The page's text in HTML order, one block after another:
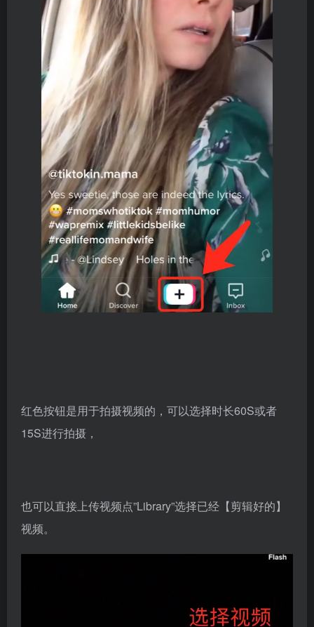
红色按钮是用于拍摄视频的，可以选择时长60S或者
15S进行拍摄，
也可以直接上传视频点”Library”选择已经【剪辑好的】
视频。